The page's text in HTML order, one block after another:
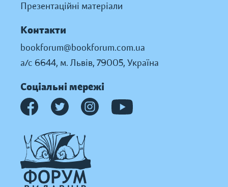
Презентаційні матеріали
Контакти
bookforum@bookforum.com.ua
а/с 6644, м. Львів, 79005, Україна
Соціальні мережі